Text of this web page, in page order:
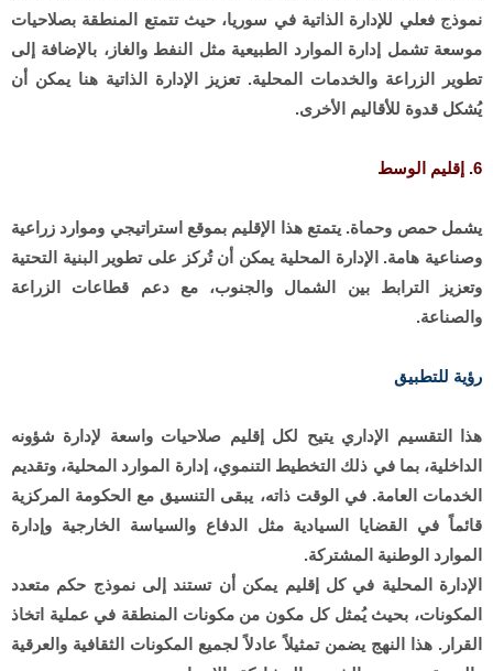
نموذج فعلي للإدارة الذاتية في سوريا، حيث تتمتع المنطقة بصلاحيات
موسعة تشمل إدارة الموارد الطبيعية مثل النفط والغاز، بالإضافة إلى
تطوير الزراعة والخدمات المحلية. تعزيز الإدارة الذاتية هنا يمكن أن
يُشكل قدوة للأقاليم الأخرى.
6. إقليم الوسط
يشمل حمص وحماة. يتمتع هذا الإقليم بموقع استراتيجي وموارد زراعية
وصناعية هامة. الإدارة المحلية يمكن أن تُركز على تطوير البنية التحتية
وتعزيز الترابط بين الشمال والجنوب، مع دعم قطاعات الزراعة
والصناعة.
رؤية للتطبيق
هذا التقسيم الإداري يتيح لكل إقليم صلاحيات واسعة لإدارة شؤونه
الداخلية، بما في ذلك التخطيط التنموي، إدارة الموارد المحلية، وتقديم
الخدمات العامة. في الوقت ذاته، يبقى التنسيق مع الحكومة المركزية
قائماً في القضايا السيادية مثل الدفاع والسياسة الخارجية وإدارة
الموارد الوطنية المشتركة.
الإدارة المحلية في كل إقليم يمكن أن تستند إلى نموذج حكم متعدد
المكونات، بحيث يُمثل كل مكون من مكونات المنطقة في عملية اتخاذ
القرار. هذا النهج يضمن تمثيلاً عادلاً لجميع المكونات الثقافية والعرقية